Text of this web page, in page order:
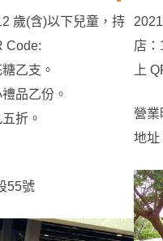
歲(含)以下兒童，持
Code:
乙支。
品乙份。
折。
55號
店：
上
營業
地址